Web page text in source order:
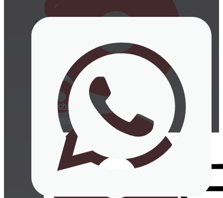
Servilletas
Portavasos
Cucharitas